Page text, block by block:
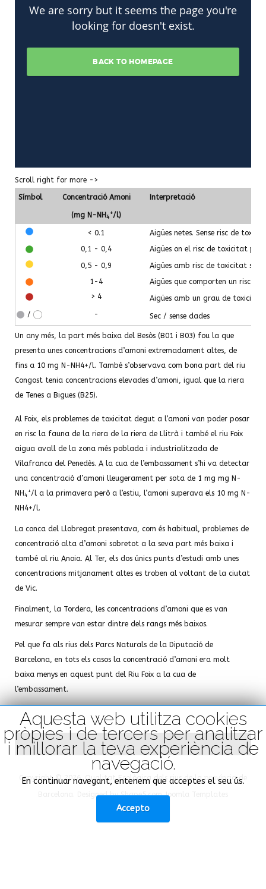
Aquesta web utilitza cookies
pròpies i de tercers per analitzar
i millorar la teva experiència de
navegació.
En continuar navegant, entenem que acceptes el seu ús.
Accepto
Scroll right for more ->
Símbol Concentració Amoni
(mg N-NH 4
+/l)
Interpretació
< 0.1
Aigües netes. Sense risc de
0,1 - 0,4
Aigües on el risc de toxicitat pot
0,5 - 0,9
Aigües amb risc de toxicitat si el
1-4
Aigües que comporten un risc
> 4
Aigües amb un grau de toxicitat
/
- Sec / sense dades
Un any més, la part més baixa del Besòs (B01 i B03) fou la que
presenta unes concentracions d’amoni extremadament altes, de
fins a 10 mg N-NH4+/l. També s’observava com bona part del riu
Congost tenia concentracions elevades d’amoni, igual que la riera
de Tenes a Bigues (B25).
Al Foix, els problemes de toxicitat degut a l’amoni van poder posar
en risc la fauna de la riera de la riera de Llitrà i també el riu Foix
aigua avall de la zona més poblada i industrialitzada de
Vilafranca del Penedès. A la cua de l’embassament s’hi va detectar
una concentració d’amoni lleugerament per sota de 1 mg mg N-
NH 4
+/l a la primavera però a l’estiu, l’amoni superava els 10 mg N-
NH4+/l.
La conca del Llobregat presentava, com és habitual, problemes de
concentració alta d’amoni sobretot a la seva part més baixa i
també al riu Anoia. Al Ter, els dos únics punts d’estudi amb unes
concentracions mitjanament altes es troben al voltant de la ciutat
de Vic.
Finalment, la Tordera, les concentracions d’amoni que es van
mesurar sempre van estar dintre dels rangs més baixos.
Pel que fa als rius dels Parcs Naturals de la Diputació de
Barcelona, en tots els casos la concentració d’amoni era molt
baixa menys en aquest punt del Riu Foix a la cua de
l’embassament.
Copyright © 2026. Qualitat Ecològica dels rius de la província de
Barcelona. Designed by Shape5.comJoomla Templates